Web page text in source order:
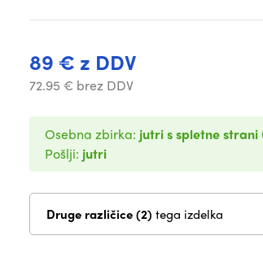
89 € z DDV
72.95 € brez DDV
Osebna zbirka: jutri s spletne strani
Pošlji: jutri
Druge različice (2) tega izdelka